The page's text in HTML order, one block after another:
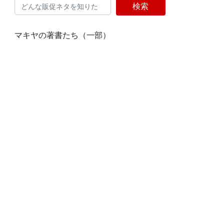
検索
マキヤの著書たち（一部）